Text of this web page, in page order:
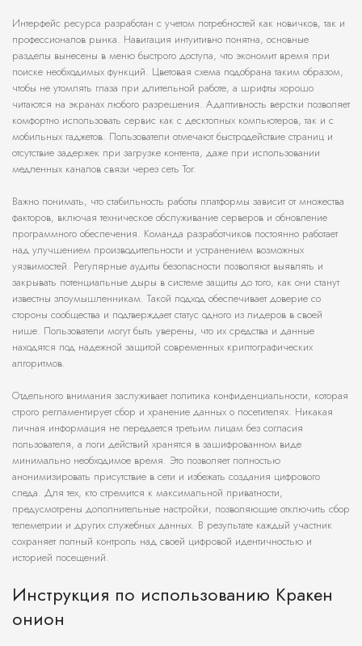
Интерфейс ресурса разработан с учетом потребностей как новичков, так и
профессионалов рынка. Навигация интуитивно понятна, основные
разделы вынесены в меню быстрого доступа, что экономит время при
поиске необходимых функций. Цветовая схема подобрана таким образом,
чтобы не утомлять глаза при длительной работе, а шрифты хорошо
читаются на экранах любого разрешения. Адаптивность верстки позволяет
комфортно использовать сервис как с десктопных компьютеров, так и с
мобильных гаджетов. Пользователи отмечают быстродействие страниц и
отсутствие задержек при загрузке контента, даже при использовании
медленных каналов связи через сеть Tor.
Важно понимать, что стабильность работы платформы зависит от множества
факторов, включая техническое обслуживание серверов и обновление
программного обеспечения. Команда разработчиков постоянно работает
над улучшением производительности и устранением возможных
уязвимостей. Регулярные аудиты безопасности позволяют выявлять и
закрывать потенциальные дыры в системе защиты до того, как они станут
известны злоумышленникам. Такой подход обеспечивает доверие со
стороны сообщества и подтверждает статус одного из лидеров в своей
нише. Пользователи могут быть уверены, что их средства и данные
находятся под надежной защитой современных криптографических
алгоритмов.
Отдельного внимания заслуживает политика конфиденциальности, которая
строго регламентирует сбор и хранение данных о посетителях. Никакая
личная информация не передается третьим лицам без согласия
пользователя, а логи действий хранятся в зашифрованном виде
минимально необходимое время. Это позволяет полностью
анонимизировать присутствие в сети и избежать создания цифрового
следа. Для тех, кто стремится к максимальной приватности,
предусмотрены дополнительные настройки, позволяющие отключить сбор
телеметрии и других служебных данных. В результате каждый участник
сохраняет полный контроль над своей цифровой идентичностью и
историей посещений.
Инструкция по использованию Кракен
онион